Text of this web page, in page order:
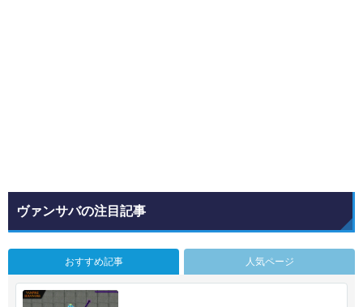
ヴァンサバの注目記事
おすすめ記事 人気ページ